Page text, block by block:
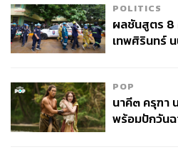
POLITICS
ผลชันสูตร 8
เทพศิรินทร์
POP
นาคี๓ ครุฑา
พร้อมปักวัน